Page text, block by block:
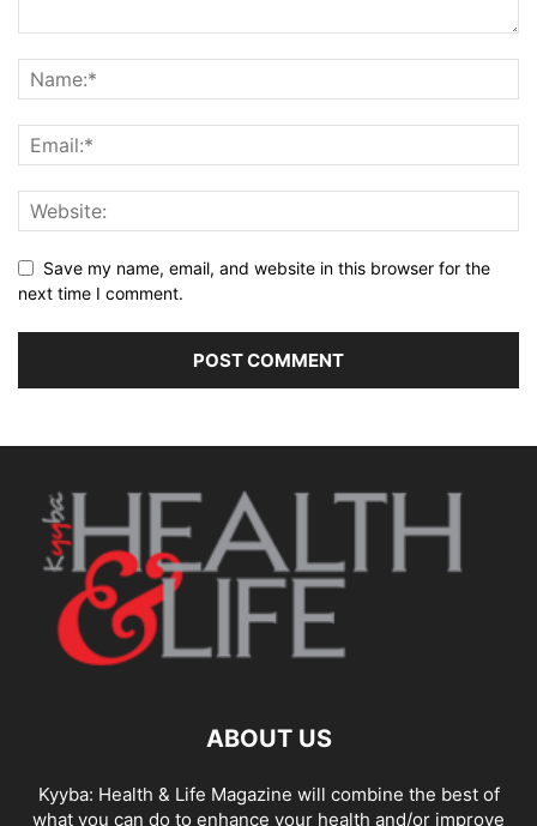
Save my name, email, and website in this browser for the
next time I comment.
ABOUT US
Kyyba: Health & Life Magazine will combine the best of
what you can do to enhance your health and/or improve